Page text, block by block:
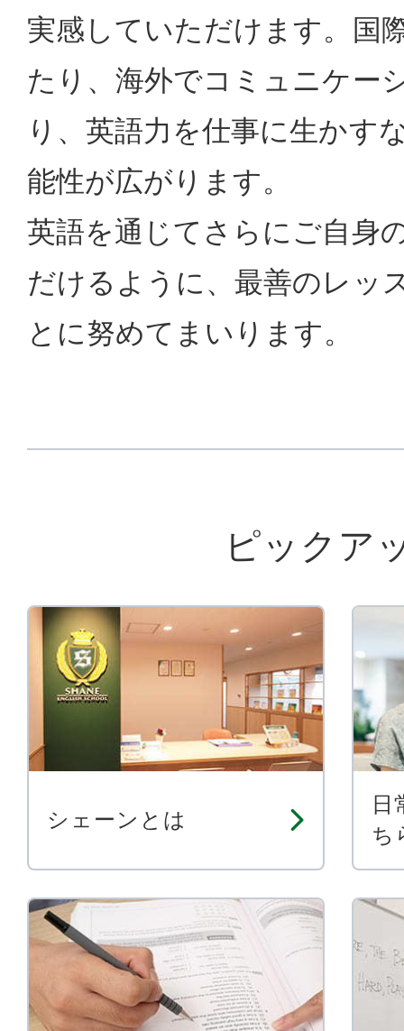
実感していただけます。国
たり、海外でコミュニケー
り、英語力を仕事に生かす
能性が広がります。
英語を通じてさらにご自身
だけるように、最善のレッ
とに努めてまいります。
ピックア
シェーンとは
日
ち